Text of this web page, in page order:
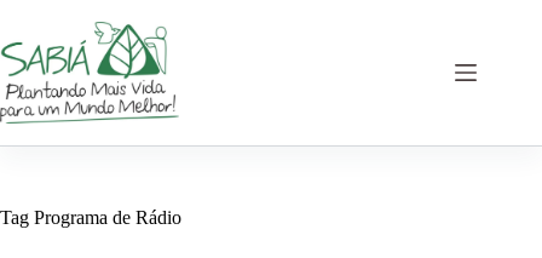
o
conteúdo
Tag Programa de Rádio